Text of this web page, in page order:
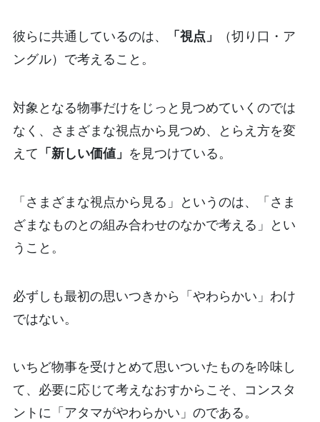
彼らに共通しているのは、 「視点」
（切り口・ア
ングル）で考えること。
対象となる物事だけをじっと見つめていくのでは
なく、さまざまな視点から見つめ、とらえ方を変
えて 「新しい価値」 を見つけている。
「さまざまな視点から見る」というのは、「さま
ざまなものとの組み合わせのなかで考える」とい
うこと。
必ずしも最初の思いつきから「やわらかい」わけ
ではない。
いちど物事を受けとめて思いついたものを吟味し
て、必要に応じて考えなおすからこそ、コンスタ
ントに「アタマがやわらかい」のである。